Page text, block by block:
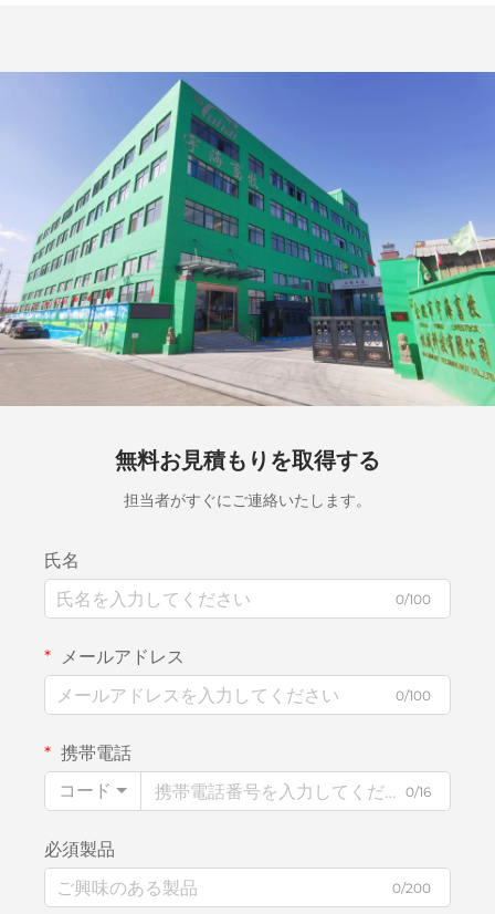
無料お見積もりを取得する
担当者がすぐにご連絡いたします。
氏名
0/100
メールアドレス
0/100
携帯電話
コード
0/16
必須製品
0/200